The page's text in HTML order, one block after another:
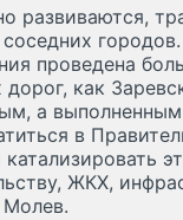
развиваются,
проведена
как
а
в
ЖКХ,
Молев.